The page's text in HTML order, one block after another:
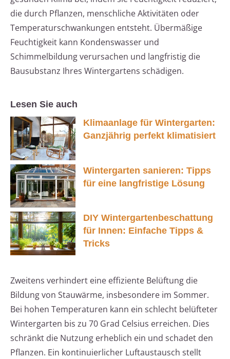
die durch Pflanzen, menschliche Aktivitäten oder
Temperaturschwankungen entsteht. Übermäßige
Feuchtigkeit kann Kondenswasser und
Schimmelbildung verursachen und langfristig die
Bausubstanz Ihres Wintergartens schädigen.
Lesen Sie auch
Klimaanlage für Wintergarten:
Ganzjährig perfekt klimatisiert
Wintergarten sanieren: Tipps
für eine langfristige Lösung
DIY Wintergartenbeschattung
für Innen: Einfache Tipps &
Tricks
Zweitens verhindert eine effiziente Belüftung die
Bildung von Stauwärme, insbesondere im Sommer.
Bei hohen Temperaturen kann ein schlecht belüfteter
Wintergarten bis zu 70 Grad Celsius erreichen. Dies
schränkt die Nutzung erheblich ein und schadet den
Pflanzen. Ein kontinuierlicher Luftaustausch stellt